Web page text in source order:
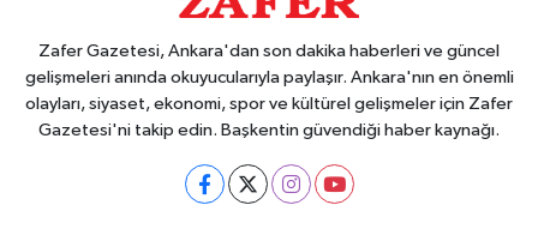
Zafer Gazetesi, Ankara'dan son dakika haberleri ve güncel
gelişmeleri anında okuyucularıyla paylaşır. Ankara'nın en önemli
olayları, siyaset, ekonomi, spor ve kültürel gelişmeler için Zafer
Gazetesi'ni takip edin. Başkentin güvendiği haber kaynağı.